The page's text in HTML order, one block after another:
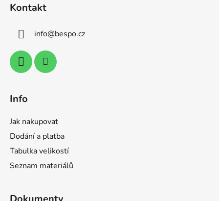
Kontakt
info@bespo.cz
Info
Jak nakupovat
Dodání a platba
Tabulka velikostí
Seznam materiálů